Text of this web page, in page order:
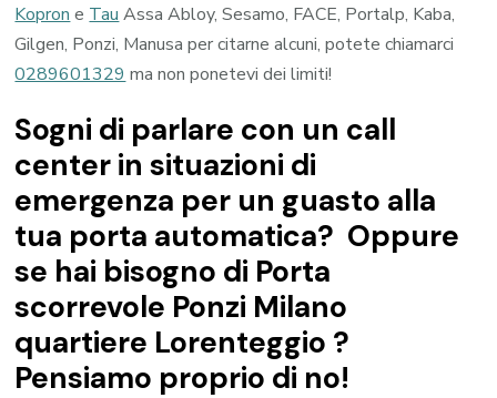
Kopron e Tau Assa Abloy, Sesamo, FACE, Portalp, Kaba,
Gilgen, Ponzi, Manusa per citarne alcuni, potete chiamarci
0289601329 ma non ponetevi dei limiti!
Sogni di parlare con un call
center in situazioni di
emergenza per un guasto alla
tua porta automatica? Oppure
se hai bisogno di Porta
scorrevole Ponzi Milano
quartiere Lorenteggio ?
Pensiamo proprio di no!